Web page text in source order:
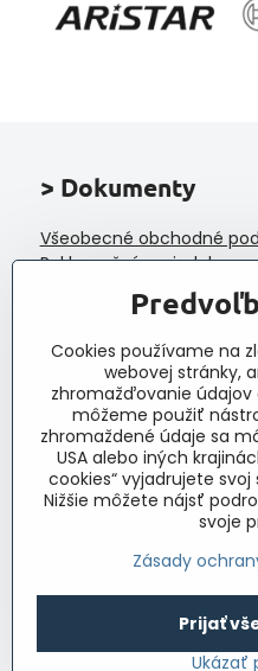
> Dokumenty
Všeobecné obchodné
Reklamačný poriadok
Ochrana osobných
Reklamačný formulár
Formulár na odstúpenie
Protokol o prijatí a
Veľkoobchod
Cookies používame na
webovej stránky,
zhromažďovanie údajov
môžeme použiť
zhromaždené údaje sa
USA alebo iných
cookies“ vyjadrujete
Nižšie môžete nájsť
svoje
Zásady
Ukázať
Prijať